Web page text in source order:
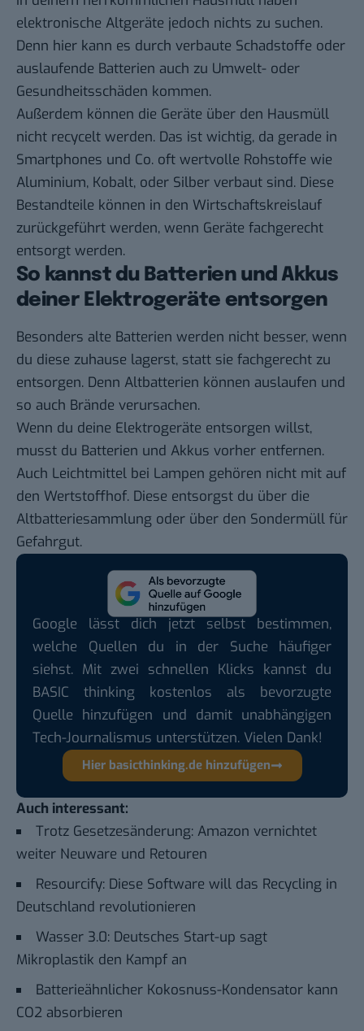
elektronische Altgeräte jedoch nichts zu suchen.
Denn hier kann es durch verbaute Schadstoffe oder
auslaufende Batterien auch zu Umwelt- oder
Gesundheitsschäden kommen.
Außerdem können die Geräte über den Hausmüll
nicht recycelt werden. Das ist wichtig, da gerade in
Smartphones und Co. oft wertvolle Rohstoffe wie
Aluminium, Kobalt, oder Silber verbaut sind. Diese
Bestandteile können in den Wirtschaftskreislauf
zurückgeführt werden, wenn Geräte fachgerecht
entsorgt werden.
So kannst du Batterien und Akkus
deiner Elektrogeräte entsorgen
Besonders alte Batterien werden nicht besser, wenn
du diese zuhause lagerst, statt sie fachgerecht zu
entsorgen. Denn Altbatterien können auslaufen und
so auch Brände verursachen.
Wenn du deine Elektrogeräte entsorgen willst,
musst du Batterien und Akkus vorher entfernen.
Auch Leichtmittel bei Lampen gehören nicht mit auf
den Wertstoffhof. Diese entsorgst du über die
Altbatteriesammlung oder über den Sondermüll für
Gefahrgut.
Google lässt dich jetzt selbst bestimmen,
welche Quellen du in der Suche häufiger
siehst. Mit zwei schnellen Klicks kannst du
BASIC thinking kostenlos als bevorzugte
Quelle hinzufügen und damit unabhängigen
Tech-Journalismus unterstützen. Vielen Dank!
Hier basicthinking.de hinzufügen
Auch interessant:
Trotz Gesetzesänderung: Amazon vernichtet
weiter Neuware und Retouren
Resourcify: Diese Software will das Recycling in
Deutschland revolutionieren
Wasser 3.0: Deutsches Start-up sagt
Mikroplastik den Kampf an
Batterieähnlicher Kokosnuss-Kondensator kann
CO2 absorbieren